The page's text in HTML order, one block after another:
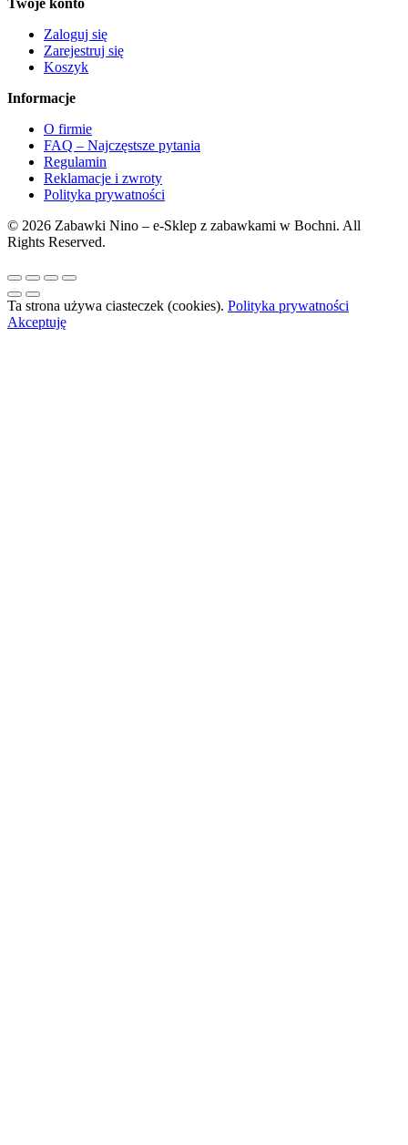
Twoje konto
Zaloguj się
Zarejestruj się
Koszyk
Informacje
O firmie
FAQ – Najczęstsze pytania
Regulamin
Reklamacje i zwroty
Polityka prywatności
© 2026 Zabawki Nino – e-Sklep z zabawkami w Bochni. All
Rights Reserved.
Ta strona używa ciasteczek (cookies). Polityka prywatności
Akceptuję